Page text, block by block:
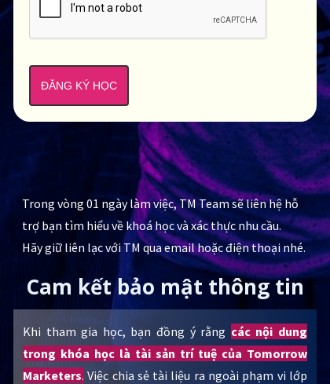
ĐĂNG KÝ HỌC
Khi tham gia học, bạn đồng ý rằng các nội dung
trong khóa học là tài sản trí tuệ của Tomorrow
Marketers. Việc chia sẻ tài liệu ra ngoài phạm vi lớp
Cam kết bảo mật thông tin
Trong vòng 01 ngày làm việc, TM Team sẽ liên hệ hỗ
trợ bạn tìm hiểu về khoá học và xác thực nhu cầu.
Hãy giữ liên lạc với TM qua email hoặc điện thoại nhé.